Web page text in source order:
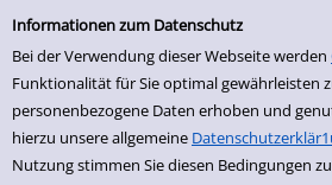
Einfache Suche
Informationen zum Datenschutz
Bei der Verwendung dieser Webseite werden
Funktionalität für Sie optimal gewährleisten
personenbezogene Daten erhoben und
hierzu unsere allgemeine
Nutzung stimmen Sie diesen Bedingungen
zur Navigation springen
zum Inhalt springen
Zur Detailanzeige springen